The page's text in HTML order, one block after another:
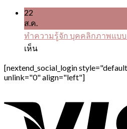
22
ส.ค.
ทำความรู้จัก บุคคลิกภาพแบบ
เห็นบน
รู้จัก
บุคคลิ
ภาพ
แบบ
[nextend_social_login
unlink="0" align="left"]